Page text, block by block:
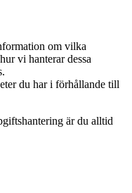
om vilka
vi hanterar dessa
du har i förhållande till
är du alltid